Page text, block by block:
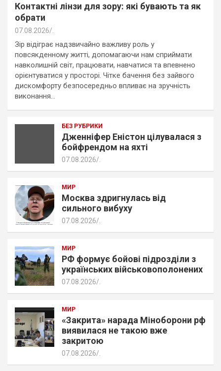
Контактні лінзи для зору: які бувають та як
обрати
07.08.2026
Зір відіграє надзвичайно важливу роль у
повсякденному житті, допомагаючи нам сприймати
навколишній світ, працювати, навчатися та впевнено
орієнтуватися у просторі. Чітке бачення без зайвого
дискомфорту безпосередньо впливає на зручність
виконання…
БЕЗ РУБРИКИ
Дженніфер Еністон цілувалася з
бойфрендом на яхті
07.08.2026
МИР
Москва здригнулась від
сильного вибуху
07.08.2026
МИР
РФ формує бойові підрозділи з
українських військовополонених
07.08.2026
МИР
«Закрита» нарада Міноборони рф
виявилася не такою вже
закритою
07.08.2026